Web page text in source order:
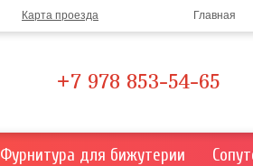
Карта проезда Главная
+7 978 853-54-65
Фурнитура для бижутерии